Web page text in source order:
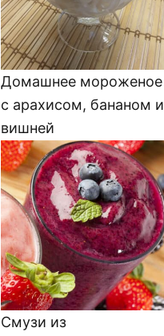
Домашнее мороженое
с арахисом, бананом и
вишней
Смузи из